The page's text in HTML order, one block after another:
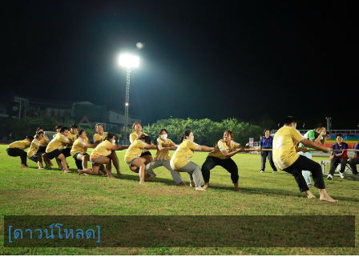
[ดาวน์โหลด]